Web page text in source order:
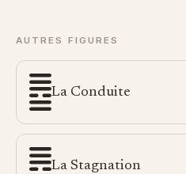
AUTRES FIGURES
La Conduite
La Stagnation